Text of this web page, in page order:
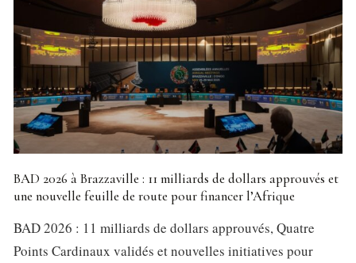
BAD 2026 à Brazzaville : 11 milliards de dollars approuvés et
une nouvelle feuille de route pour financer l’Afrique
BAD 2026 : 11 milliards de dollars approuvés, Quatre
Points Cardinaux validés et nouvelles initiatives pour